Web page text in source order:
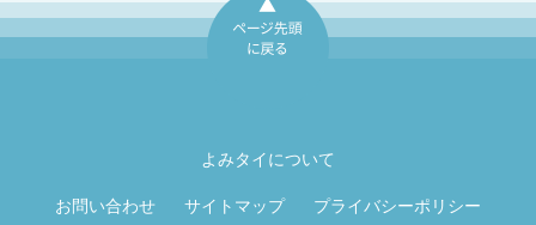
よみタイについて
お問い合わせ サイトマップ プライバシーポリシー